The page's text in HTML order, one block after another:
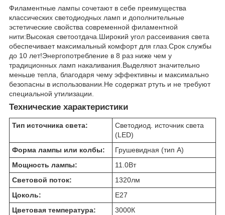
Филаментные лампы сочетают в себе преимущества
классических светодиодных ламп и дополнительные
эстетические свойства современной филаментной
нити:Высокая светоотдача.Широкий угол рассеивания света
обеспечивает максимальный комфорт для глаз.Срок службы
до 10 лет!Энергопотребление в 8 раз ниже чем у
традиционных ламп накаливания.Выделяют значительно
меньше тепла, благодаря чему эффективны и максимально
безопасны в использовании.Не содержат ртуть и не требуют
специальной утилизации.
Технические характеристики
Тип источника света:
Светодиод. источник света
(LED)
Форма лампы или колбы:
Грушевидная (тип A)
Мощность лампы:
11.0Вт
Световой поток:
1320лм
Цоколь:
E27
Цветовая температура:
3000К